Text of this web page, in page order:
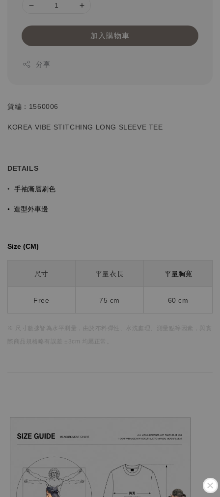
加入購物車
分享
貨編：1560006
KOREA VIBE STITCHING LONG SLEEVE TEE
DETAILS
• 手袖漸層刷色
• 造型外車邊
Size (CM)⁡⁡
尺寸 平量衣長 平量胸寬
Free 75 cm 60 cm
※ 尺寸數據皆為水平測量， 由於布料彈性、水洗處理、測量點等因素，
際商品規格略有誤差 ±3cm 均屬正常。